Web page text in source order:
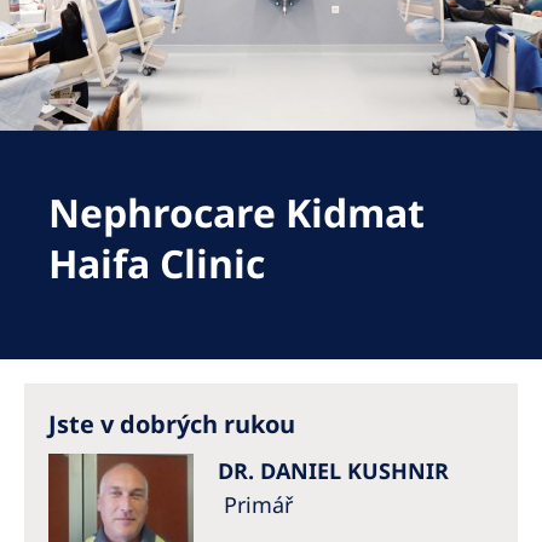
Romania
Russia
Serbia
Slovenia
Spain
Asia Pacific
Asia Pacific
Nephrocare Kidmat
Haifa Clinic
Jste v dobrých rukou
DR. DANIEL KUSHNIR
Primář